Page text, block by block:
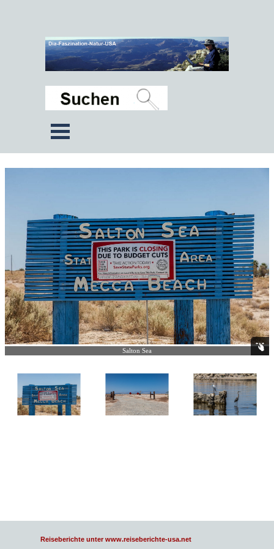
Salton Sea
Reiseberichte unter www.reiseberichte-usa.net